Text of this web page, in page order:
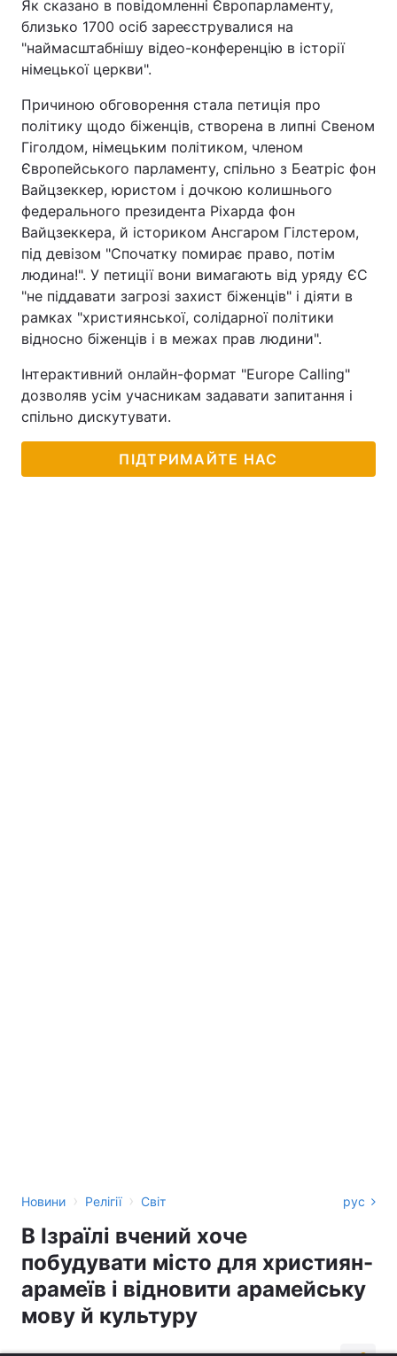
Як сказано в повідомленні Європарламенту,
близько 1700 осіб зареєструвалися на
"наймасштабнішу відео-конференцію в історії
німецької церкви".
Причиною обговорення стала петиція про
політику щодо біженців, створена в липні Свеном
Гіголдом, німецьким політиком, членом
Європейського парламенту, спільно з Беатріс фон
Вайцзеккер, юристом і дочкою колишнього
федерального президента Ріхарда фон
Вайцзеккера, й істориком Ансгаром Гілстером,
під девізом "Спочатку помирає право, потім
людина!". У петиції вони вимагають від уряду ЄС
"не піддавати загрозі захист біженців" і діяти в
рамках "християнської, солідарної політики
відносно біженців і в межах прав людини".
Інтерактивний онлайн-формат "Europe Calling"
дозволяв усім учасникам задавати запитання і
спільно дискутувати.
ПІДТРИМАЙТЕ НАС
Новини › Релігії › Світ рус
В Ізраїлі вчений хоче
побудувати місто для християн-
арамеїв і відновити арамейську
мову й культуру